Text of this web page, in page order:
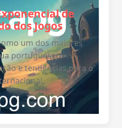
de
dos Jogos
um dos maiores
portuguesa,
e tendências para o